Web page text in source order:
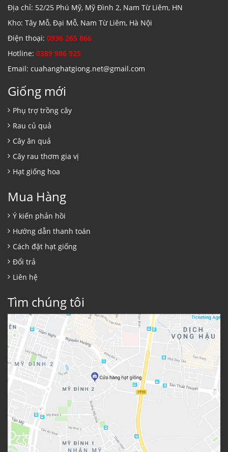
Địa chỉ: 52/25 Phú Mỹ, Mỹ Đình 2, Nam Từ Liêm, HN
Kho: Tây Mỗ, Đại Mỗ, Nam Từ Liêm, Hà Nội
Điện thoại: 0936 265 866
Hotline: 0389 986 925
Email: cuahanghatgiong.net@gmail.com
Giống mới
Phụ trợ trồng cây
Rau củ quả
Cây ăn quả
Cây rau thơm gia vị
Hạt giống hoa
Mua Hàng
Ý kiến phản hồi
Hướng dẫn thanh toán
Cách đặt hạt giống
Đổi trả
Liên hệ
Tìm chúng tôi